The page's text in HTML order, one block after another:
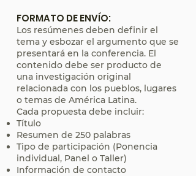
FORMATO DE ENVÍO:
Los resúmenes deben definir el
tema y esbozar el argumento que se
presentará en la conferencia. El
contenido debe ser producto de
una investigación original
relacionada con los pueblos, lugares
o temas de América Latina.
Cada propuesta debe incluir:
Título
Resumen de 250 palabras
Tipo de participación (Ponencia
individual, Panel o Taller)
Información de contacto